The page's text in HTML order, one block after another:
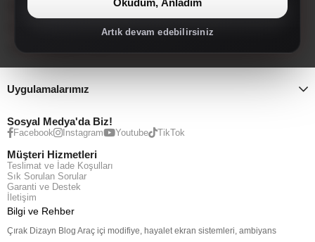
Hayalet Ekran
Uygulamalarımız
Sosyal Medya'da Biz!
Facebook Instagram Youtube TikTok
Müşteri Hizmetleri
Teslimat ve İade Koşulları
Sık Sorulan Sorular
Garanti ve Destek
İletişim
Bilgi ve Rehber
Çırak Dizayn Blog Araç içi modifiye, hayalet ekran sistemleri, ambiyans
Okudum, Anladım
Artık devam edebilirsiniz